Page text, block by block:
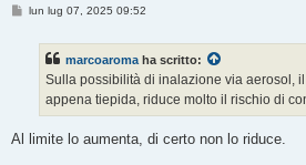
Mlun lug 07, 2025 09:52
marcoaroma ha scritto:
Sulla possibilità di inalazione via aerosol,
appena tiepida, riduce molto il rischio di
Al limite lo aumenta, di certo non lo riduce.